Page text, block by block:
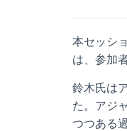
本セッシ
は、参加
鈴木氏は
た。アジ
つつある